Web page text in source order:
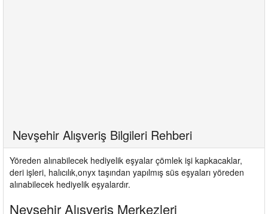
Nevşehir Alışveriş Bilgileri Rehberi
Yöreden alınabilecek hediyelik eşyalar çömlek işi kapkacaklar,
deri işleri, halıcılık,onyx taşından yapılmış süs eşyaları yöreden
alınabilecek hediyelik eşyalardır.
Nevşehir Alışveriş Merkezleri